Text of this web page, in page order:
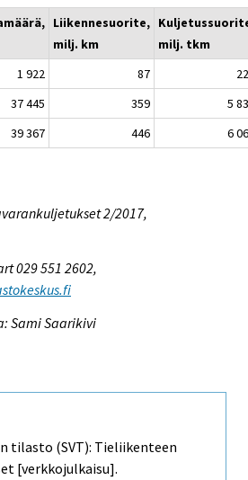
Liikennesuorite,
milj. km
milj. tkm
1 922 87
37 445 359
5
39 367 446 6
2/2017,
029 551 2602,
Sami Saarikivi
tilasto (SVT): Tieliikenteen
[verkkojulkaisu].